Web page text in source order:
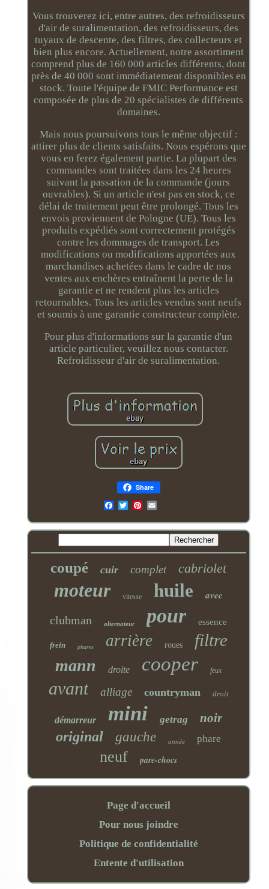
Vous trouverez ici, entre autres, des refroidisseurs
d'air de suralimentation, des refroidisseurs, des
tuyaux de descente, des filtres, des collecteurs et
bien plus encore. Actuellement, notre assortiment
comprend plus de 160 000 articles différents, dont
près de 40 000 sont immédiatement disponibles en
stock. Toute l'équipe de FMIC Performance est
composée de plus de 20 spécialistes de différents
domaines.
Mais nous poursuivons tous le même objectif :
attirer plus de clients satisfaits. Nous espérons que
vous en ferez également partie. La plupart des
commandes sont traitées dans les 24 heures
suivant la passation de la commande (jours
ouvrables). Si un article n'est pas en stock, ce
délai de traitement peut être prolongé. Tous les
envois proviennent de Pologne (UE). Tous les
produits expédiés sont correctement protégés
contre les dommages de transport. Les
modifications ou modifications apportées aux
marchandises achetées dans le cadre de nos
ventes aux enchères entraînent la perte de la
garantie et ne rendent plus les articles
retournables. Tous les articles vendus sont neufs
et soumis à une garantie constructeur complète.
Pour plus d'informations sur la garantie d'un
article particulier, veuillez nous contacter.
Refroidisseur d'air de suralimentation.
Share
Email
coupé cuir complet cabriolet
moteur vitesse huile avec
clubman alternateur pour essence
frein phares arrière roues filtre
mann droite cooper feux
avant alliage countryman droit
démarreur mini getrag noir
original gauche année phare
neuf pare-chocs
Page d'accueil
Pour nous joindre
Politique de confidentialité
Entente d'utilisation